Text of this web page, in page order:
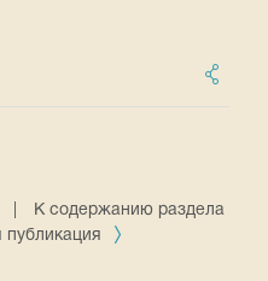
К содержанию раздела